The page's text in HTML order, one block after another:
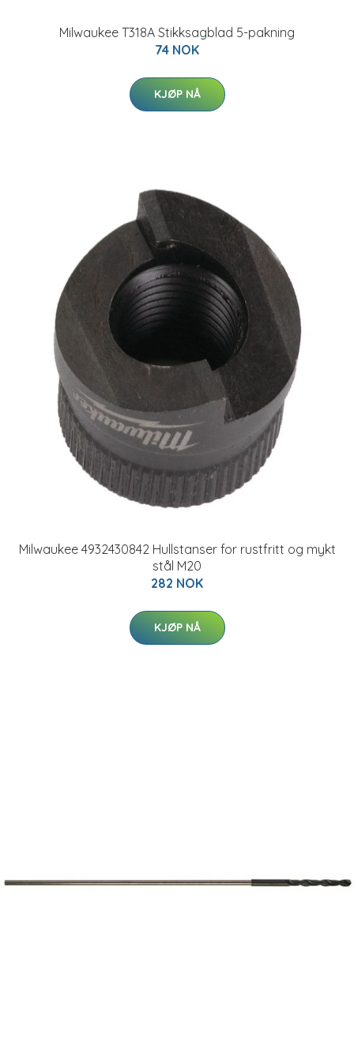
Milwaukee T318A Stikksagblad 5-pakning
74 NOK
KJØP NÅ
Milwaukee 4932430842 Hullstanser for rustfritt og mykt
stål M20
282 NOK
KJØP NÅ